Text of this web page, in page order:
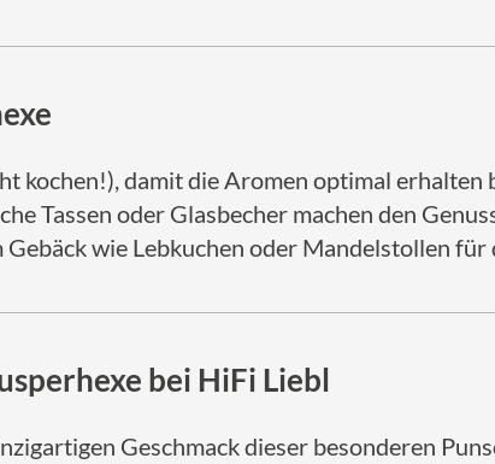
kochen!), damit die Aromen optimal erhalten
Tassen oder Glasbecher machen den
wie Lebkuchen oder Mandelstollen
bei HiFi Liebl
Geschmack dieser besonderen